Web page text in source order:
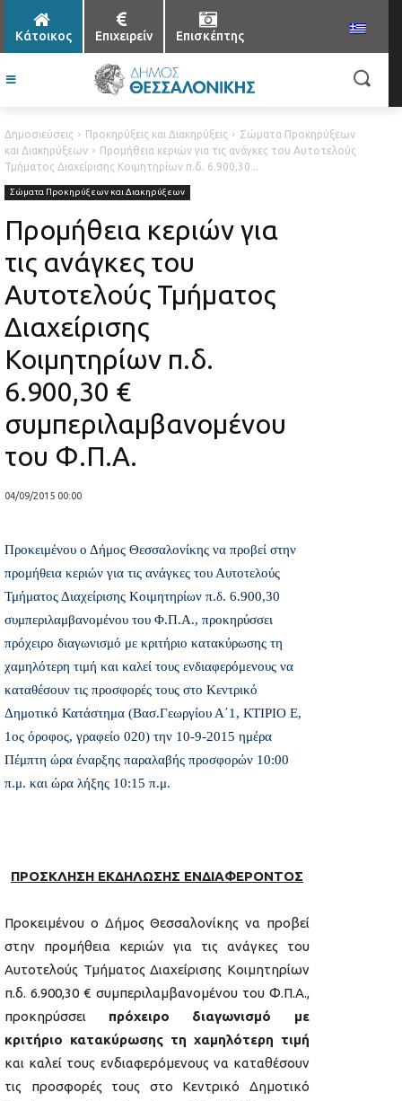
Κάτοικος Επιχειρείν Επισκέπτης
Δημοσιεύσεις Προκηρύξεις και Διακηρύξεις
Σώματα Προκηρύξεων
και Διακηρύξεων
Προμήθεια κεριών για τις ανάγκες του Αυτοτελούς
Τμήματος Διαχείρισης Κοιμητηρίων π.δ. 6.900,30...
Σώματα Προκηρύξεων και Διακηρύξεων
Προμήθεια κεριών για
τις ανάγκες του
Αυτοτελούς Τμήματος
Διαχείρισης
Κοιμητηρίων π.δ.
6.900,30 €
συμπεριλαμβανομένου
του Φ.Π.Α.
04/09/2015 00:00
Προκειμένου ο Δήμος Θεσσαλονίκης να προβεί στην
προμήθεια κεριών για τις ανάγκες του Αυτοτελούς
Τμήματος Διαχείρισης Κοιμητηρίων π.δ. 6.900,30 
συμπεριλαμβανομένου του Φ.Π.Α., προκηρύσσει
πρόχειρο διαγωνισμό με κριτήριο κατακύρωσης τη
χαμηλότερη τιμή και καλεί τους ενδιαφερόμενους να
καταθέσουν τις προσφορές τους στο Κεντρικό
Δημοτικό Κατάστημα (Βασ.Γεωργίου Α΄1, ΚΤΙΡΙΟ Ε,
1ος όροφος, γραφείο 020) την 10-9-2015 ημέρα
Πέμπτη ώρα έναρξης παραλαβής προσφορών 10:00
π.μ. και ώρα λήξης 10:15 π.μ.
ΠΡΟΣΚΛΗΣΗ ΕΚΔΗΛΩΣΗΣ ΕΝΔΙΑΦΕΡΟΝΤΟΣ
Προκειμένου ο Δήμος Θεσσαλονίκης να προβεί
στην προμήθεια κεριών για τις ανάγκες του
Αυτοτελούς Τμήματος Διαχείρισης Κοιμητηρίων
π.δ. 6.900,30 € συμπεριλαμβανομένου του Φ.Π.Α.,
προκηρύσσει πρόχειρο διαγωνισμό με
κριτήριο κατακύρωσης τη χαμηλότερη τιμή
και καλεί τους ενδιαφερόμενους να καταθέσουν
τις προσφορές τους στο Κεντρικό Δημοτικό